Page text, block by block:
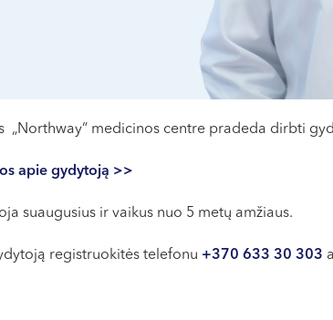
„Northway“ medicinos centre pradeda dirbti
apie gydytoją >>
suaugusius ir vaikus nuo 5 metų amžiaus.
registruokitės telefonu +370 633 30 303